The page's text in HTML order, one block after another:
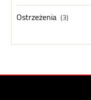
Ostrzeżenia (3)